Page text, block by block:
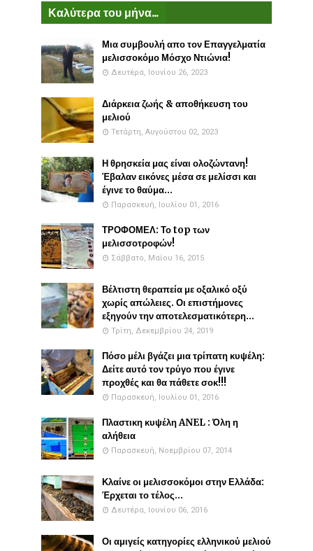
Καλύτερα του μήνα...
Μια συμβουλή απο τον Επαγγελματία
μελισσοκόμο Μόσχο Ντιώνια!
Δευτέρα, Ιουνίου 26, 2023
Διάρκεια ζωής & αποθήκευση του
μελιού
Τετάρτη, Αυγούστου 02, 2023
Η θρησκεία μας είναι ολοζώντανη!
Έβαλαν εικόνες μέσα σε μελίσσι και
έγινε το θαύμα...
Παρασκευή, Ιουλίου 01, 2016
ΤΡΟΦΟΜΕΛ: Το top των
μελισσοτροφών!
Σάββατο, Μαΐου 16, 2015
Βέλτιστη θεραπεία με οξαλικό οξύ
χωρίς απώλειες. Οι επιστήμονες
εξηγούν την αποτελεσματικότερη...
Τρίτη, Δεκεμβρίου 24, 2019
Πόσο μέλι βγάζει μια τρίπατη κυψέλη:
Δείτε αυτό τον τρύγο που έγινε
προχθές και θα πάθετε σοκ!!!
Παρασκευή, Ιουλίου 01, 2016
Πλαστικη κυψέλη ANEL : Όλη η
αλήθεια
Παρασκευή, Νοεμβρίου 07, 2014
Κλαίνε οι μελισσοκόμοι στην Ελλάδα:
Έρχεται το τέλος...
Δευτέρα, Ιουνίου 06, 2016
Οι αμιγείς κατηγορίες ελληνικού μελιού